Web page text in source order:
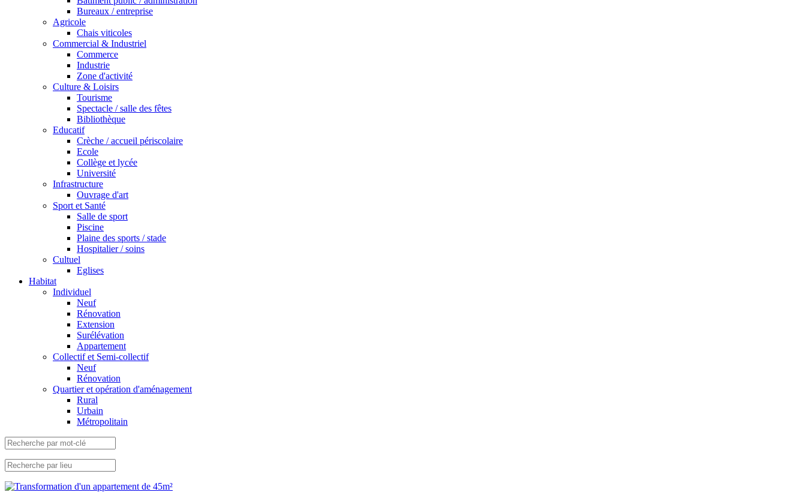
Bureaux / entreprise
Agricole
Chais viticoles
Commercial & Industriel
Commerce
Industrie
Zone d'activité
Culture & Loisirs
Tourisme
Spectacle / salle des fêtes
Bibliothèque
Educatif
Crèche / accueil périscolaire
Ecole
Collège et lycée
Université
Infrastructure
Ouvrage d'art
Sport et Santé
Salle de sport
Piscine
Plaine des sports / stade
Hospitalier / soins
Cultuel
Eglises
Habitat
Individuel
Neuf
Rénovation
Extension
Surélévation
Appartement
Collectif et Semi-collectif
Neuf
Rénovation
Quartier et opération d'aménagement
Rural
Urbain
Métropolitain